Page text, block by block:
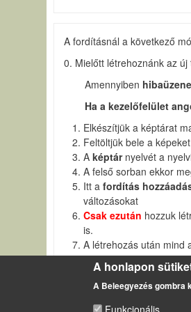
A fordításnál a következő
0. Mielőtt létrehoznánk az
Amennyiben
Ha a kezelőfelület
Elkészítjük a képtárat
Feltöltjük bele a
Aképtárnyelvét a
A felső sorban ekkor
Itt afordítás
változásokat
Csak ezután hozzuk
is.
A létrehozás után mind
automatikusan
A honlapon
A Beleegyezés gombra
Funkcionális